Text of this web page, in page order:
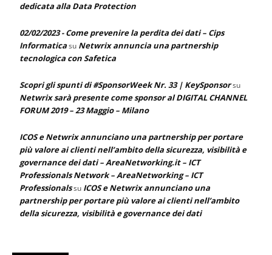
dedicata alla Data Protection
02/02/2023 - Come prevenire la perdita dei dati – Cips
Informaticasu Netwrix annuncia una partnership
tecnologica con Safetica
Scopri gli spunti di #SponsorWeek Nr. 33 | KeySponsorsu
Netwrix sarà presente come sponsor al DIGITAL CHANNEL
FORUM 2019 – 23 Maggio – Milano
ICOS e Netwrix annunciano una partnership per portare
più valore ai clienti nell’ambito della sicurezza, visibilità e
governance dei dati – AreaNetworking.it – ICT
Professionals Network – AreaNetworking – ICT
Professionalssu ICOS e Netwrix annunciano una
partnership per portare più valore ai clienti nell’ambito
della sicurezza, visibilità e governance dei dati